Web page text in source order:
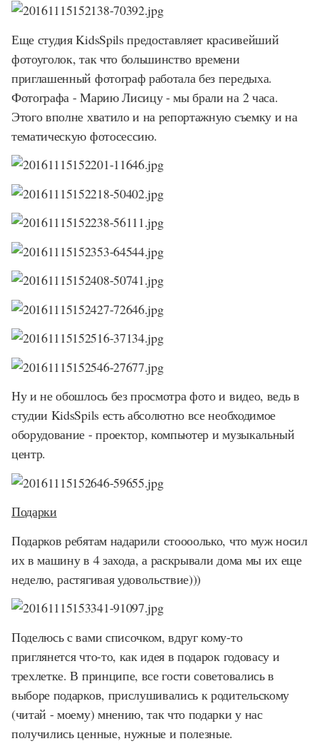
Еще студия KidsSpils предоставляет красивейший
фотоуголок, так что большинство времени
приглашенный фотограф работала без передыха.
Фотографа - Марию Лисицу - мы брали на 2 часа.
Этого вполне хватило и на репортажную съемку и на
тематическую фотосессию.
Ну и не обошлось без просмотра фото и видео, ведь в
студии KidsSpils есть абсолютно все необходимое
оборудование - проектор, компьютер и музыкальный
центр.
Подарки
Подарков ребятам надарили стоооолько, что муж носил
их в машину в 4 захода, а раскрывали дома мы их еще
неделю, растягивая удовольствие)))
Поделюсь с вами списочком, вдруг кому-то
приглянется что-то, как идея в подарок годовасу и
трехлетке. В принципе, все гости советовались в
выборе подарков, прислушивались к родительскому
(читай - моему) мнению, так что подарки у нас
получились ценные, нужные и полезные.